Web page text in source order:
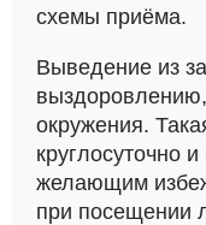
схемы приёма.
Выведение из
окружения.
круглосуточно
желающим
при посещении